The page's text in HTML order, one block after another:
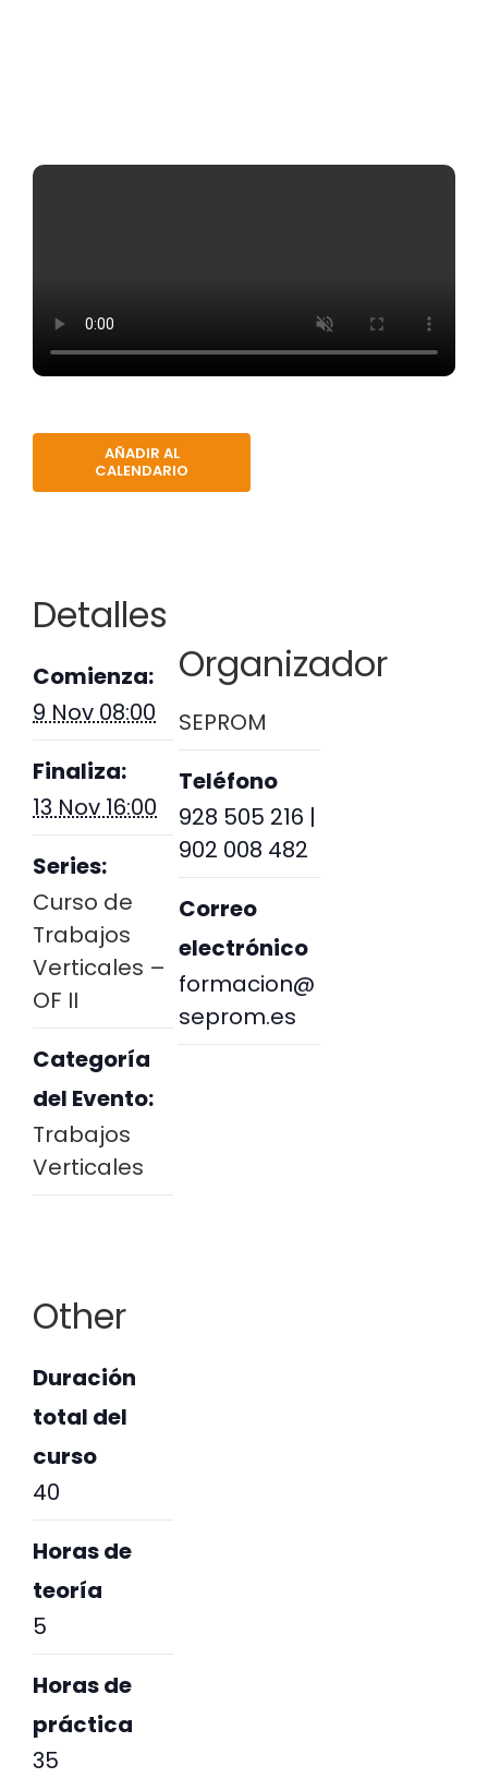
AÑADIR AL
CALENDARIO
Detalles
Comienza:
9 Nov 08:00
Finaliza:
13 Nov 16:00
Series:
Curso de
Trabajos
Verticales –
OF II
Categoría
del Evento:
Trabajos
Verticales
Organizador
SEPROM
Teléfono
928 505 216 |
902 008 482
Correo
electrónico
formacion@
seprom.es
Other
Duración
total del
curso
40
Horas de
teoría
5
Horas de
práctica
35